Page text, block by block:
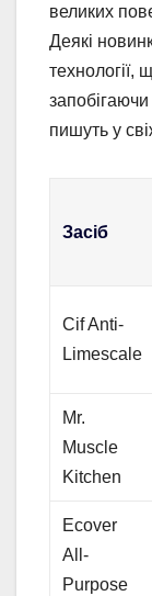
великих
Деякі
пишуть у
Засіб
Cif Anti-
Limescale
Mr.
Muscle
Kitchen
Ecover
All-
Purpose